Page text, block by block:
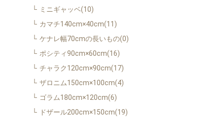
ミニギャッベ(10)
カマチ140cm×40cm(11)
ケナレ幅70cmの長いもの(0)
ポシティ90cm×60cm(16)
チャラク120cm×90cm(17)
ザロニム150cm×100cm(4)
ゴラム180cm×120cm(6)
ドザール200cm×150cm(19)